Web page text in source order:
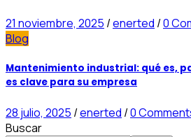
21 noviembre, 2025 /enerted /0
Blog
Mantenimiento industrial: qué es,
es clave para su empresa
28 julio, 2025 /enerted /0
Buscar